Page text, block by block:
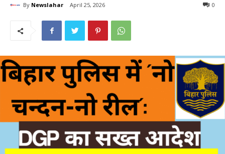
By Newslahar April 25, 2026 0